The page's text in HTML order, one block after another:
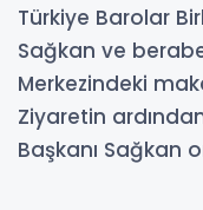
Türkiye Barolar
Sağkan ve
Merkezindeki
Ziyaretin
Başkanı Sağkan